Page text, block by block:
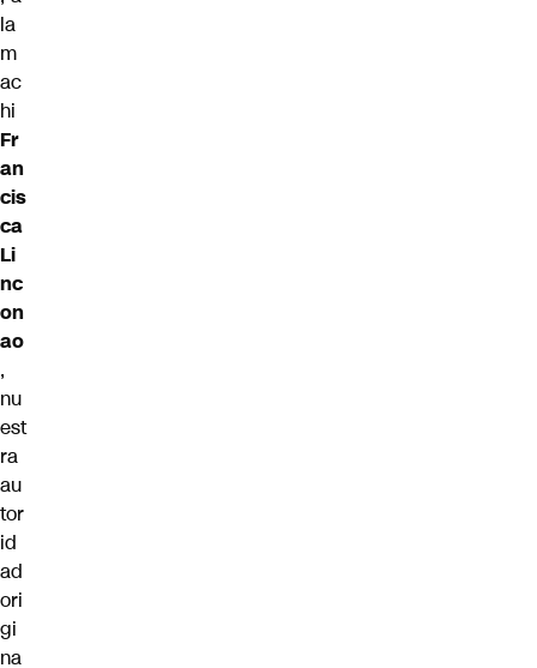
la
m
ac
hi
Fr
an
cis
ca
Li
nc
on
ao
,
nu
est
ra
au
tor
id
ad
ori
gi
na